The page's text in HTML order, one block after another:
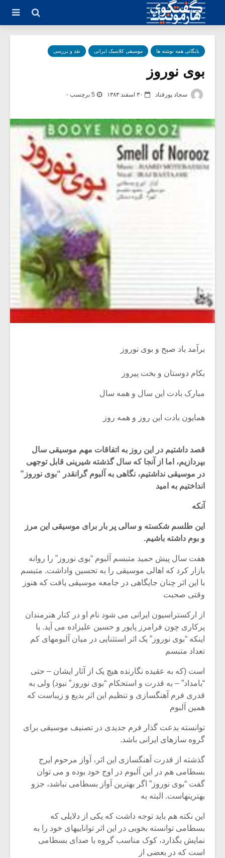
بایگانی همه نوشته ها موسیقی کلاسیک ایرانی نقد و بررسی
بوی نوروز
سجاد پورقناد ۳۰ اسفند ۱۳۸۳ 5 برچسب -
برآمد باد صبح و بوی نوروز
بکام دوستان و بخت پیروز
مبارک بادت این سال و همه سال
همایون بادت این روز و همه روز
قصد داشتیم در این روز به اتفاقات مهم موسیقی سال
بپردازیم، اما از آنجا که سال گذشته شیرینی قابل توجهی
در موسیقی نداشتیم، نگاهی به آلبوم گرانقدر “بوی نوروز”
انداختیم به امید
آنکه
این طلسم شکسته و سالی پر بار برای موسیقی این مرز
و بوم داشته باشیم.
هفت سال پیش حمید متبسم آلبوم “بوی نوروز” را روانه
بازار کرد که اهالی موسیقی را به تحسین واداشت. متبسم
با این اثر چنان جایگاهی در جامعه موسیقی یافت که هنوز
وقتی صحبت
از ارکستراسیون ایرانی می شود نام او در کنار هنرمندان
پرکاری چون فرامرز پایور و حسین علیزاده می آید. با
اینکه “بوی نوروز” یک اثر استثنایی در میان آلبومهای کم
تعداد متبسم
است (که به عقیده نگارنده هیچ یک از آثار ایشان – حتی
“بامداد” – به قدرت و استحکام “بوی نوروز” نبود) ولی به
قدری فرم آهنگسازی و تنظیم این اثر بدیع و زیباست که
همین آلبوم
توانسته بدعت گذار فرم جدیدی در تصنیف موسیقی برای
گروه سازهای ایرانی باشد.
گذشته از قدرت آهنگسازی این اثر، آواز مرحوم ایرج
بسطامی هم در این آلبوم در اوج خود بوده و می توان
گفت “بوی نوروز” اگر بهترین آواز بسطامی نباشد، جزو
بهترینهاست. البته به
این نکته هم باید توجه داشت که یکی از دلایلی که
بسطامی توانسته بخوبی در این اثر تواناییهای خود را به
نمایش بگذارد، کوک مناسب گروه با صدای بسطامی
است که در بعضی از
متن فیلم «متری
شیش و نیم»
بدنام ترین باش
موسیقی
برگزار